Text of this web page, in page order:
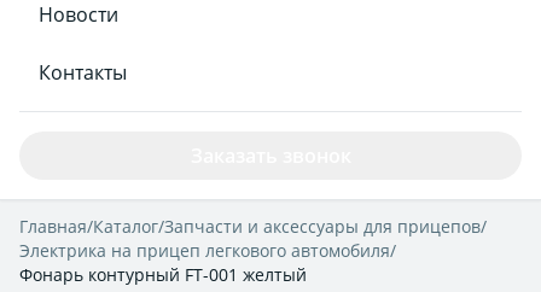
Новости
Контакты
Главная/Каталог/Запчасти и аксессуары для прицепов/
Электрика на прицеп легкового автомобиля/
Фонарь контурный FT-001 желтый